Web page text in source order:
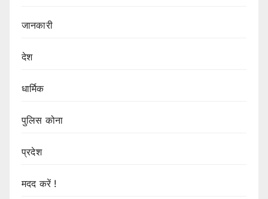
जानकारी
देश
धार्मिक
पुलिस कोना
प्रदेश
मदद करें !